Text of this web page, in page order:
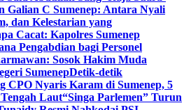
Galian C Sumenep: Antara Nyali
dan Kelestarian yang
Cacat: Kapolres Sumenep
Pengabdian bagi Personel
Sosok Hakim Muda
SumenepDetik-detik
CPO Nyaris Karam di Sumenep, 5
Laut“Singa Parlemen” Turun